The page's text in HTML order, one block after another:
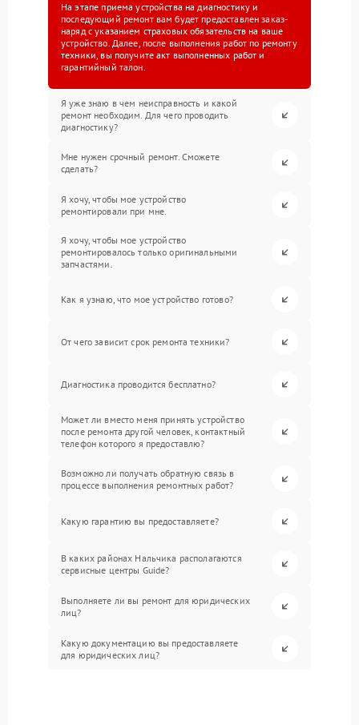
На этапе приема устройства на диагностику и
последующий ремонт вам будет предоставлен заказ-
наряд с указанием страховых обязательств на ваше
устройство. Далее, после выполнения работ по ремонту
техники, вы получите акт выполненных работ и
гарантийный талон.
Я уже знаю в чем неисправность и какой
ремонт необходим. Для чего проводить
диагностику?
Мне нужен срочный ремонт. Сможете
сделать?
Я хочу, чтобы мое устройство
ремонтировали при мне.
Я хочу, чтобы мое устройство
ремонтировалось только оригинальными
запчастями.
Как я узнаю, что мое устройство готово?
От чего зависит срок ремонта техники?
Диагностика проводится бесплатно?
Может ли вместо меня принять устройство
после ремонта другой человек, контактный
телефон которого я предоставлю?
Возможно ли получать обратную связь в
процессе выполнения ремонтных работ?
Какую гарантию вы предоставляете?
В каких районах Нальчика располагаются
сервисные центры Guide?
Выполняете ли вы ремонт для юридических
лиц?
Какую документацию вы предоставляете
для юридических лиц?